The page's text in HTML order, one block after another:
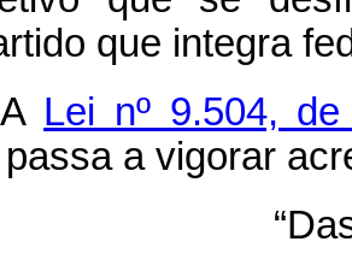
que integra
Lei nº 9.504,
a vigorar